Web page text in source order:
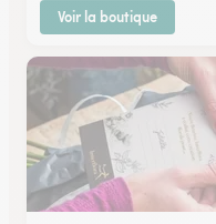
Voir la boutique